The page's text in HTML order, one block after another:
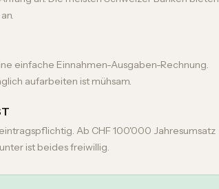
einfache Einnahmen-Ausgaben-Rechnung.
aufarbeiten ist mühsam.
Ab CHF 100'000 Jahresumsatz
ist beides freiwillig.